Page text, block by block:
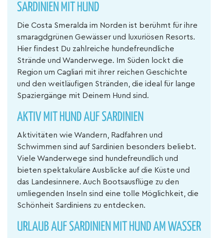
SARDINIEN MIT HUND
Die Costa Smeralda im Norden ist berühmt für ihre
smaragdgrünen Gewässer und luxuriösen Resorts.
Hier findest Du zahlreiche hundefreundliche
Strände und Wanderwege. Im Süden lockt die
Region um Cagliari mit ihrer reichen Geschichte
und den weitläufigen Stränden, die ideal für lange
Spaziergänge mit Deinem Hund sind.
AKTIV MIT HUND AUF SARDINIEN
Aktivitäten wie Wandern, Radfahren und
Schwimmen sind auf Sardinien besonders beliebt.
Viele Wanderwege sind hundefreundlich und
bieten spektakuläre Ausblicke auf die Küste und
das Landesinnere. Auch Bootsausflüge zu den
umliegenden Inseln sind eine tolle Möglichkeit, die
Schönheit Sardiniens zu entdecken.
URLAUB AUF SARDINIEN MIT HUND AM WASSER